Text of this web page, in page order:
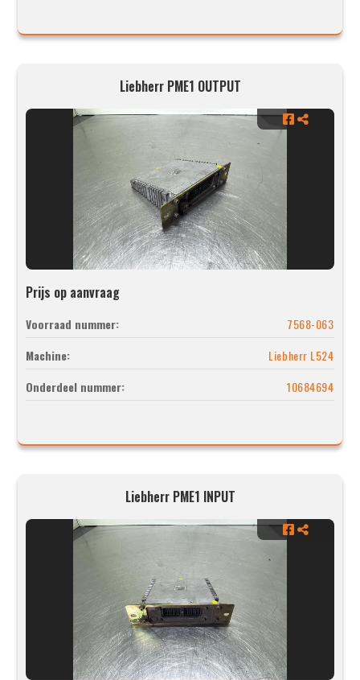
Liebherr PME1 OUTPUT
Prijs op aanvraag
Voorraad nummer:
7568-063
Machine:
Liebherr L524
Onderdeel nummer:
10684694
Liebherr PME1 INPUT